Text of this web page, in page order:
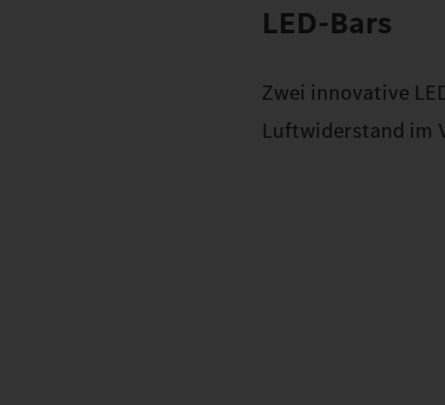
LED-Bars
Zwei innovative
Luftwiderstand im